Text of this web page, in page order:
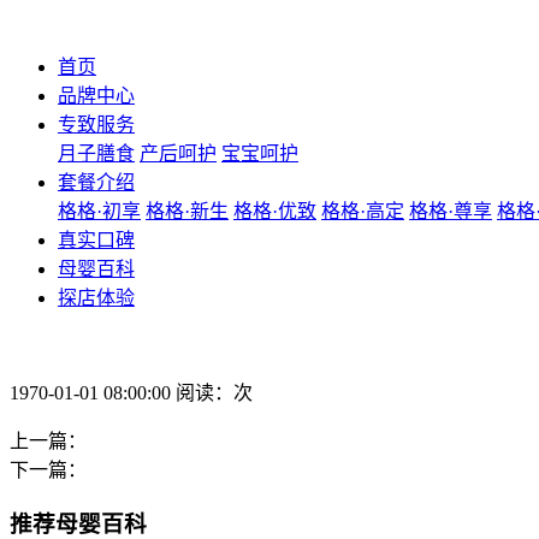
首页
品牌中心
专致服务
月子膳食 产后呵护 宝宝呵护
套餐介绍
格格·初享 格格·新生 格格·优致 格格·高定 格格·尊享 格格
真实口碑
母婴百科
探店体验
1970-01-01 08:00:00 阅读：次
上一篇：
下一篇：
推荐母婴百科